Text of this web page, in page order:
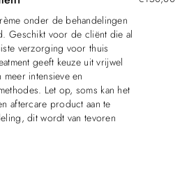
onder de behandelingen
Geschikt voor de cliënt die al
verzorging voor thuis
geeft keuze uit vrijwel
intensieve en
Let op, soms kan het
aftercare product aan te
dit wordt van tevoren